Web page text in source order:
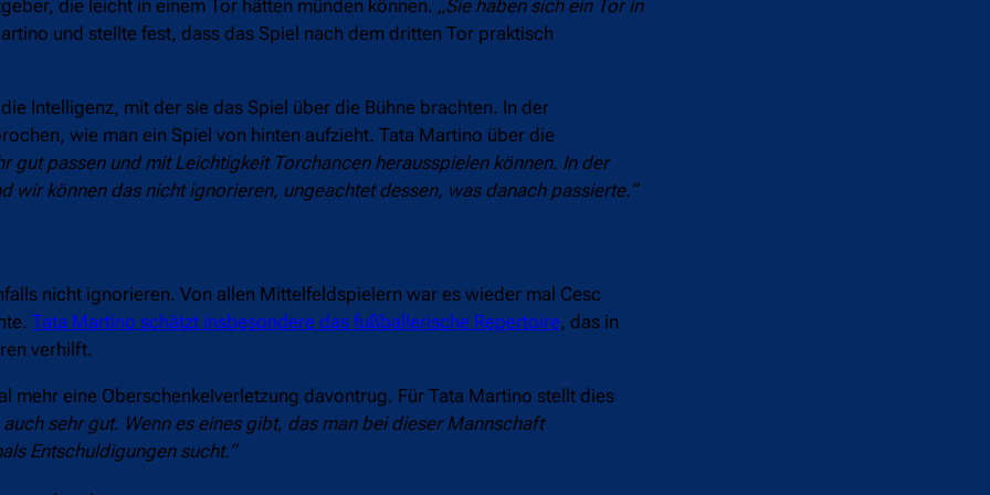
die leicht in einem Tor hätten münden können. „Sie haben sich ein Tor in
und stellte fest, dass das Spiel nach dem dritten Tor praktisch
Intelligenz, mit der sie das Spiel über die Bühne brachten. In der
wie man ein Spiel von hinten aufzieht. Tata Martino über die
gut passen und mit Leichtigkeit Torchancen herausspielen können. In der
wir können das nicht ignorieren, ungeachtet dessen, was danach passierte.“
nicht ignorieren. Von allen Mittelfeldspielern war es wieder mal Cesc
Tata Martino schätzt insbesondere das fußballerische Repertoire, das in
verhilft.
mehr eine Oberschenkelverletzung davontrug. Für Tata Martino stellt dies
sehr gut. Wenn es eines gibt, das man bei dieser Mannschaft
Entschuldigungen sucht.“